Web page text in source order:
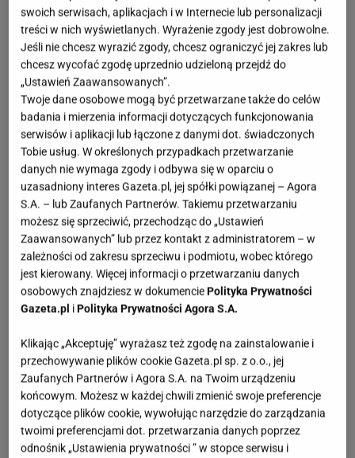
swoich serwisach, aplikacjach i w Internecie lub personalizacji
treści w nich wyświetlanych. Wyrażenie zgody jest dobrowolne.
Jeśli nie chcesz wyrazić zgody, chcesz ograniczyć jej zakres lub
chcesz wycofać zgodę uprzednio udzieloną przejdź do
„Ustawień Zaawansowanych”.
Twoje dane osobowe mogą być przetwarzane także do celów
badania i mierzenia informacji dotyczących funkcjonowania
serwisów i aplikacji lub łączone z danymi dot. świadczonych
Tobie usług. W określonych przypadkach przetwarzanie
danych nie wymaga zgody i odbywa się w oparciu o
uzasadniony interes Gazeta.pl, jej spółki powiązanej – Agora
S.A. – lub Zaufanych Partnerów. Takiemu przetwarzaniu
możesz się sprzeciwić, przechodząc do „Ustawień
Zaawansowanych” lub przez kontakt z administratorem – w
zależności od zakresu sprzeciwu i podmiotu, wobec którego
jest kierowany. Więcej informacji o przetwarzaniu danych
osobowych znajdziesz w dokumenciePolityka Prywatności
Gazeta.pl iPolityka Prywatności Agora S.A.
Klikając „Akceptuję” wyrażasz też zgodę na zainstalowanie i
przechowywanie plików cookie Gazeta.pl sp. z o.o., jej
Zaufanych Partnerów i Agora S.A. na Twoim urządzeniu
końcowym. Możesz w każdej chwili zmienić swoje preferencje
dotyczące plików cookie, wywołując narzędzie do zarządzania
twoimi preferencjami dot. przetwarzania danych poprzez
odnośnik „Ustawienia prywatności ” w stopce serwisu i